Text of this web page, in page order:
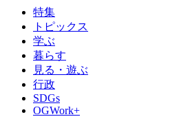
特集
トピックス
学ぶ
暮らす
見る・遊ぶ
行政
SDGs
OGWork+